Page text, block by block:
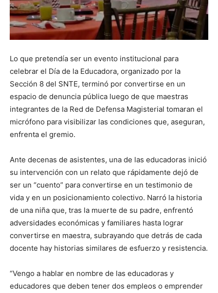
Lo que pretendía ser un evento institucional para
celebrar el Día de la Educadora, organizado por la
Sección 8 del SNTE, terminó por convertirse en un
espacio de denuncia pública luego de que maestras
integrantes de la Red de Defensa Magisterial tomaran el
micrófono para visibilizar las condiciones que, aseguran,
enfrenta el gremio.
Ante decenas de asistentes, una de las educadoras inició
su intervención con un relato que rápidamente dejó de
ser un “cuento” para convertirse en un testimonio de
vida y en un posicionamiento colectivo. Narró la historia
de una niña que, tras la muerte de su padre, enfrentó
adversidades económicas y familiares hasta lograr
convertirse en maestra, subrayando que detrás de cada
docente hay historias similares de esfuerzo y resistencia.
“Vengo a hablar en nombre de las educadoras y
educadores que deben tener dos empleos o emprender